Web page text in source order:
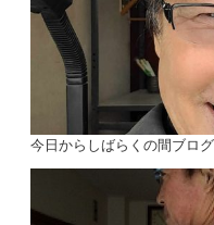
今日からしばらくの間ブロ